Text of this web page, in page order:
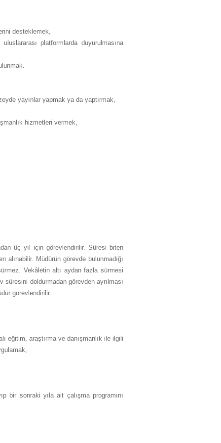
desteklemek,
platformlarda duyurulmasına
yayınlar yapmak ya da yaptırmak,
hizmetleri vermek,
üç yıl için görevlendirilir. Süresi biten
alınabilir. Müdürün görevde bulunmadığı
Vekâletin altı aydan fazla sürmesi
süresini doldurmadan görevden ayrılması
görevlendirilir.
eğitim, araştırma ve danışmanlık ile ilgili
bir sonraki yıla ait çalışma programını